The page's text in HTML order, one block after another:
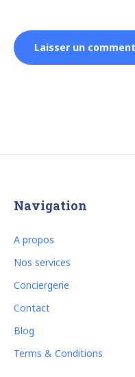
Navigation
A propos
Nos services
Conciergerie
Contact
Blog
Terms & Conditions